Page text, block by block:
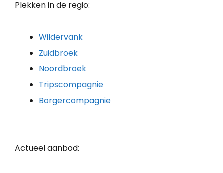
Plekken in de regio:
Wildervank
Zuidbroek
Noordbroek
Tripscompagnie
Borgercompagnie
Actueel aanbod: